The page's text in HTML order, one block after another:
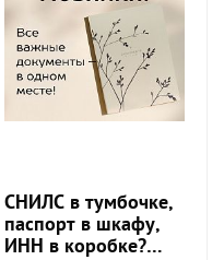
СНИЛС в тумбочке,
паспорт в шкафу,
ИНН в коробке?